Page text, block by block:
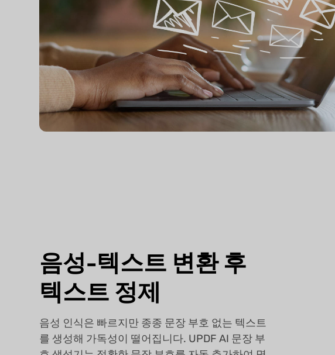
음성-텍스트 변환 후
텍스트 정제
음성 인식은 빠르지만 종종 문장 부호 없는 텍스트
를 생성해 가독성이 떨어집니다. UPDF AI 문장 부